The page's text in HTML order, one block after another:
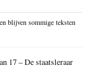
blijven sommige teksten
17 – De staatsleraar